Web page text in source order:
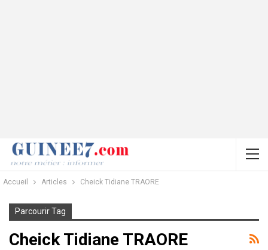
Accueil Articles Cheick Tidiane TRAORE
Parcourir Tag
Cheick Tidiane TRAORE